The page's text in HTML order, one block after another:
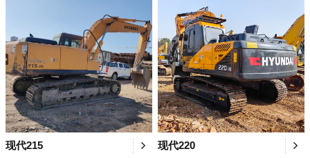
现代215 现代220